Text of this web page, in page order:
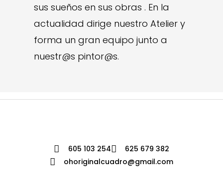
sus sueños en sus obras . En la
actualidad dirige nuestro Atelier y
forma un gran equipo junto a
nuestr@s pintor@s.
605 103 254
625 679 382
ohoriginalcuadro@gmail.com